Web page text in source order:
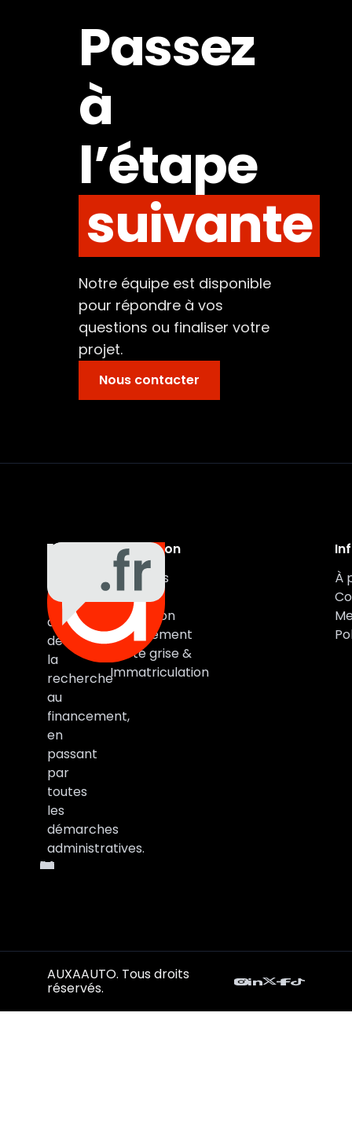
Passez
à
l’étape
suivante
Notre équipe est disponible
pour répondre à vos
questions ou finaliser votre
projet.
Nous contacter
Auto
vous
accompagne
de
la
recherche
au
financement,
en
passant
par
toutes
les
démarches
administratives.
Navigation
Véhicules
Marques
Estimation
Financement
Carte grise &
Immatriculation
À
AUXAAUTO. Tous droits
réservés.